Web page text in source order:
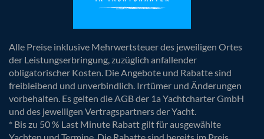
Alle Preise inklusive Mehrwertsteuer des jeweiligen Ortes
der Leistungserbringung, zuzüglich anfallender
obligatorischer Kosten. Die Angebote und Rabatte sind
freibleibend und unverbindlich. Irrtümer und Änderungen
vorbehalten. Es gelten die AGB der 1a Yachtcharter GmbH
und des jeweiligen Vertragspartners der Yacht.
* Bis zu 50 % Last Minute Rabatt gilt für ausgewählte